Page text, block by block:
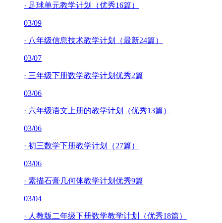
· 足球单元教学计划（优秀16篇）
03/09
· 八年级信息技术教学计划（最新24篇）
03/07
· 三年级下册数学教学计划优秀2篇
03/06
· 六年级语文上册的教学计划（优秀13篇）
03/06
· 初三数学下册教学计划（27篇）
03/06
· 素描石膏几何体教学计划优秀9篇
03/04
· 人教版二年级下册数学教学计划（优秀18篇）